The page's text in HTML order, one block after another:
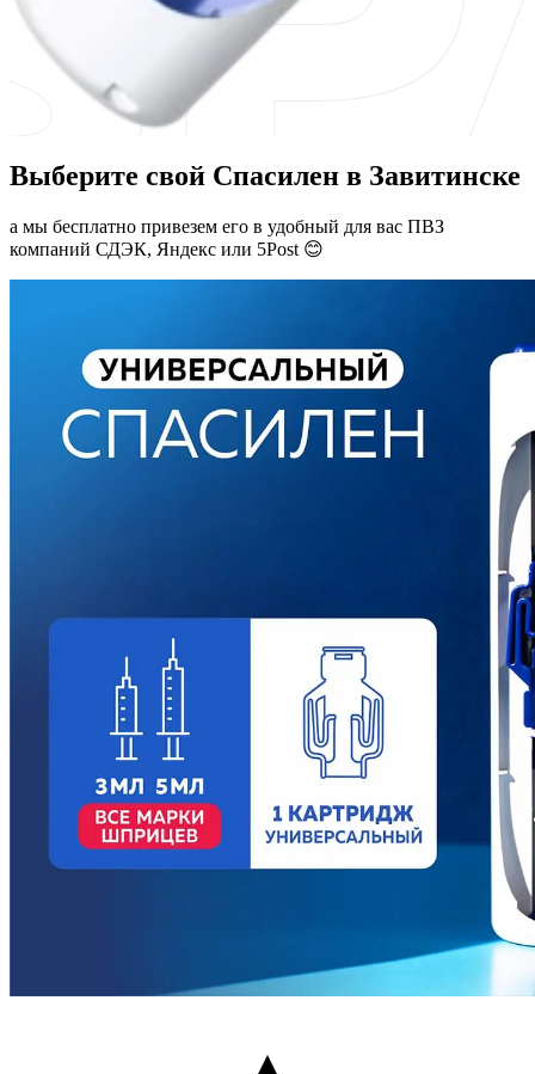
Выберите свой Спасилен в Завитинске
а мы бесплатно привезем его в удобный для вас ПВЗ
компаний СДЭК, Яндекс или 5Post 😊